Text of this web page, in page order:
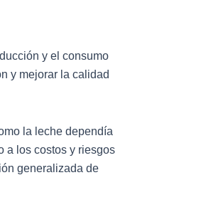
y el consumo
y mejorar la calidad
la leche dependía
a los costos y riesgos
generalizada de